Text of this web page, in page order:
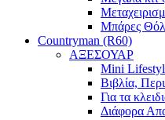
Μπάρες
Countryman (R60)
ΑΞΕΣΟΥΑΡ
Mini
Βιβλία,
Για τα
Διάφορα